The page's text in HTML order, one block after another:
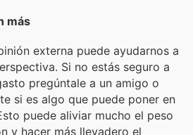
más
externa puede ayudarnos a
Si no estás seguro a
pregúntale a un amigo o
si es algo que puede poner en
puede aliviar mucho el peso
y hacer más llevadero el